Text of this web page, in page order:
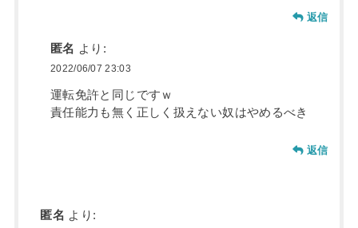
返信
匿名 より:
2022/06/07 23:03
運転免許と同じですｗ
責任能力も無く正しく扱えない奴はやめるべき
返信
匿名 より: